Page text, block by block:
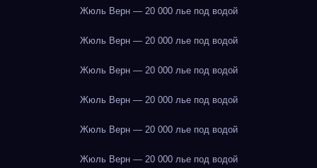
Жюль Верн — 20 000 лье под водой
Жюль Верн — 20 000 лье под водой
Жюль Верн — 20 000 лье под водой
Жюль Верн — 20 000 лье под водой
Жюль Верн — 20 000 лье под водой
Жюль Верн — 20 000 лье под водой